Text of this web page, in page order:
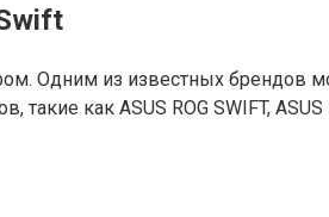
Одним из известных брендов
как ASUS ROG SWIFT, ASUS